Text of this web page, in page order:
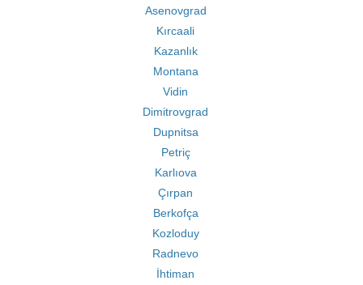
Asenovgrad
Kırcaali
Kazanlık
Montana
Vidin
Dimitrovgrad
Dupnitsa
Petriç
Karlıova
Çırpan
Berkofça
Kozloduy
Radnevo
İhtiman